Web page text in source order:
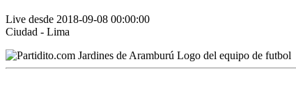
Live desde 2018-09-08 00:00:00
Ciudad - Lima